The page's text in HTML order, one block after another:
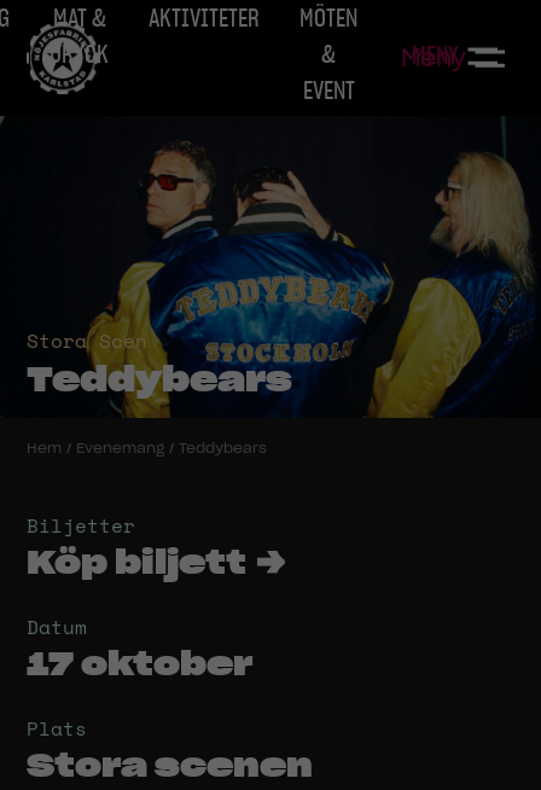
MAT &
DRYCK
AKTIVITETER
MÖTEN
&
EVENT
MENY
Meny
Stora Scen
Teddybears
Hem / Evenemang /Teddybears
Biljetter
Köp biljett →
Datum
17 oktober
Plats
Stora scenen